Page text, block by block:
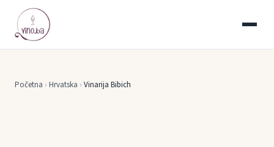
Početna › Hrvatska › Vinarija Bibich